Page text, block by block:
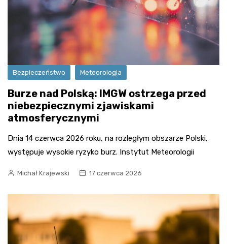
Bezpieczeństwo Meteorologia
Burze nad Polską: IMGW ostrzega przed
niebezpiecznymi zjawiskami
atmosferycznymi
Dnia 14 czerwca 2026 roku, na rozległym obszarze Polski,
występuje wysokie ryzyko burz. Instytut Meteorologii
Michał Krajewski 17 czerwca 2026